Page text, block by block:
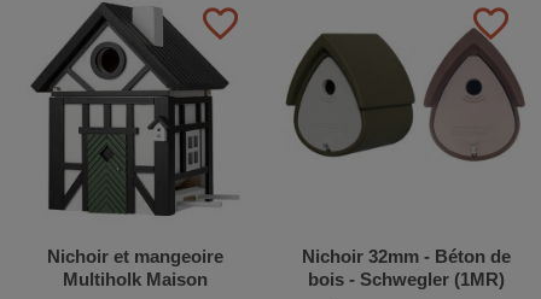
favorite_border
Nichoir et mangeoire
Multiholk Maison
favorite_border
Nichoir 32mm - Béton de
bois - Schwegler (1MR)